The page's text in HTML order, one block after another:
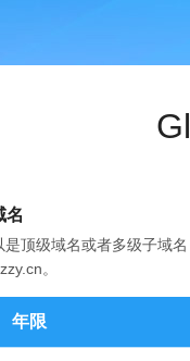
名
顶级域名或者多级子域
。
年限